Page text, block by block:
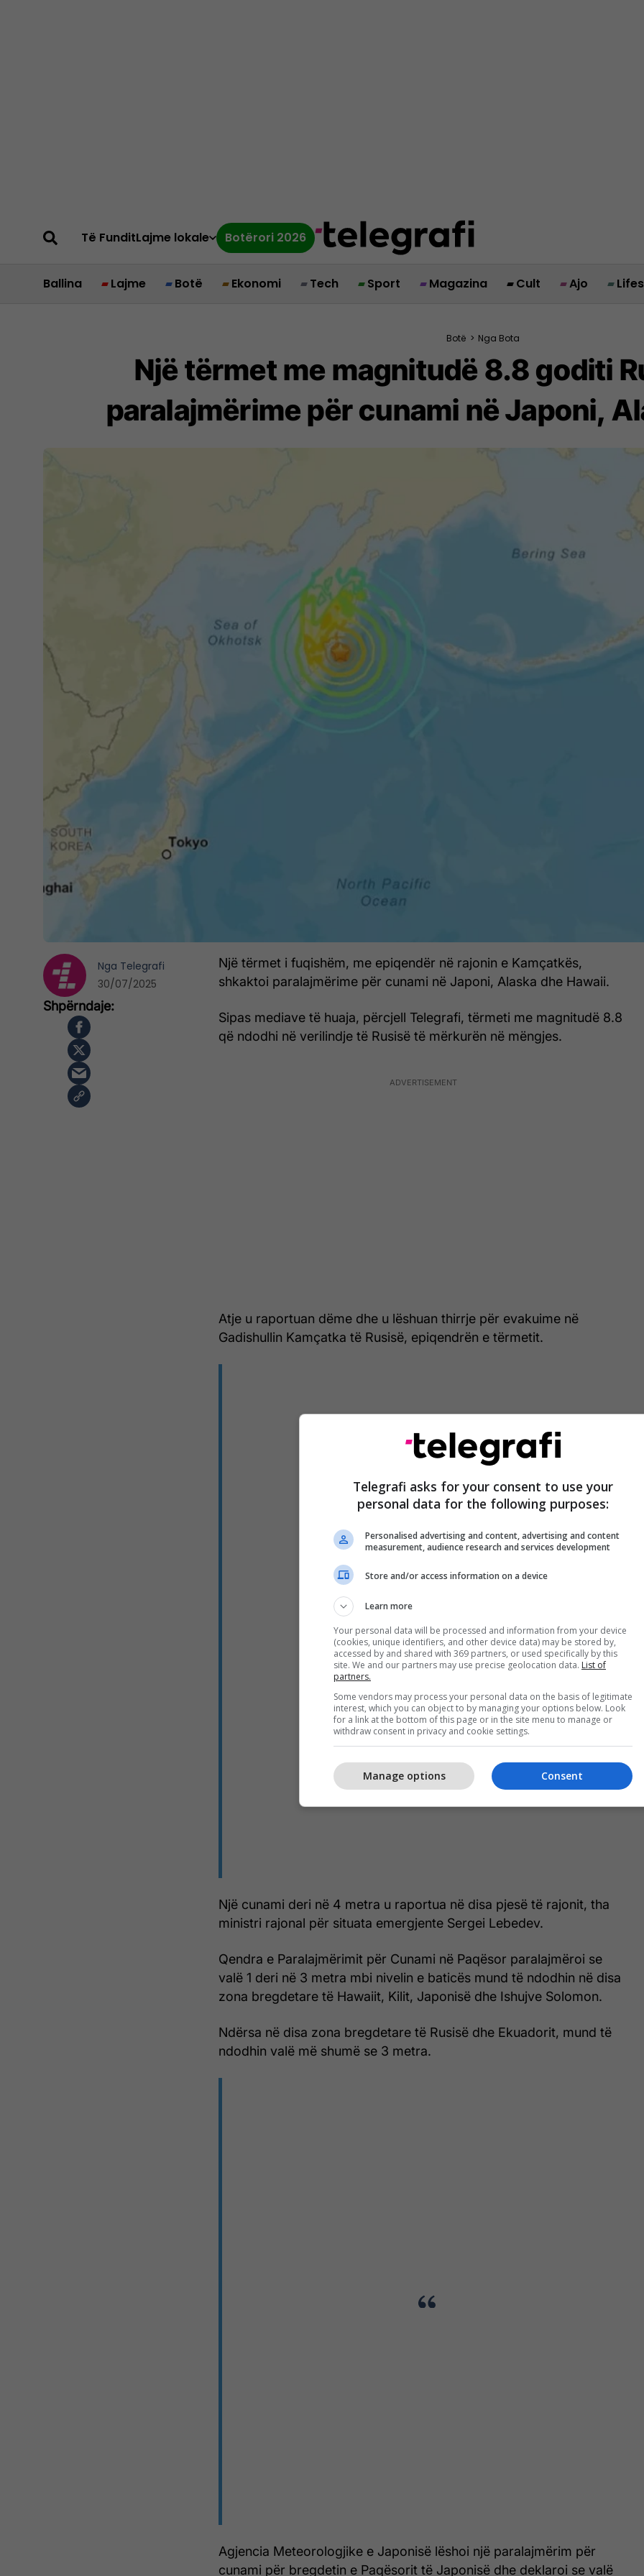
Të FunditLajme lokale Botërori 2026
Ballina Lajme Botë Ekonomi Tech Sport Magazina Cult Ajo
Botë > Nga Bota
Një tërmet me magnitudë 8.8 goditi
paralajmërime për cunami në Japoni,
Një tërmet i fuqishëm, me epiqendër në rajonin e Kamçatkës,
shkaktoi paralajmërime për cunami në Japoni, Alaska dhe Hawaii.
Sipas mediave të huaja, përcjell Telegrafi, tërmeti me magnitudë 8.8
që ndodhi në verilindje të Rusisë të mërkurën në mëngjes.
Atje u raportuan dëme dhe u lëshuan thirrje për evakuime në
Gadishullin Kamçatka të Rusisë, epiqendrën e tërmetit.
Një cunami deri në 4 metra u raportua në disa pjesë të rajonit, tha
ministri rajonal për situata emergjente Sergei Lebedev.
Qendra e Paralajmërimit për Cunami në Paqësor paralajmëroi se
valë 1 deri në 3 metra mbi nivelin e baticës mund të ndodhin në disa
zona bregdetare të Hawaiit, Kilit, Japonisë dhe Ishujve Solomon.
Ndërsa në disa zona bregdetare të Rusisë dhe Ekuadorit, mund të
ndodhin valë më shumë se 3 metra.
Agjencia Meteorologjike e Japonisë lëshoi një paralajmërim për
cunami për bregdetin e Paqësorit të Japonisë dhe deklaroi se valë
Nga Telegrafi
30/07/2025
Telegrafi asks for your consent to use your
personal data for the following purposes:
Personalised advertising and content, advertising and content
measurement, audience research and services development
Store and/or access information on a device
Learn more
Your personal data will be processed and information from your device
(cookies, unique identifiers, and other device data) may be stored by,
accessed by and shared with 369 partners, or used specifically by this
site. We and our partners may use precise geolocation data. List of
partners.
Some vendors may process your personal data on the basis of legitimate
interest, which you can object to by managing your options below. Look
for a link at the bottom of this page or in the site menu to manage or
withdraw consent in privacy and cookie settings.
Consent
Manage options